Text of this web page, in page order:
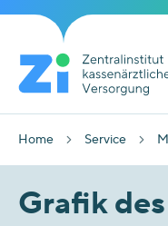
Home Service
Grafik